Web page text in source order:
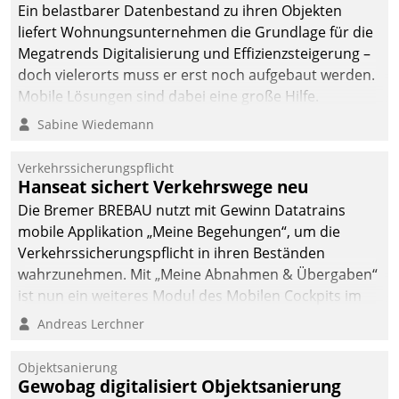
Ein belastbarer Datenbestand zu ihren Objekten
liefert Wohnungsunternehmen die Grundlage für die
Megatrends Digitalisierung und Effizienzsteigerung –
doch vielerorts muss er erst noch aufgebaut werden.
Mobile Lösungen sind dabei eine große Hilfe.
Sabine Wiedemann
Verkehrssicherungspflicht
Hanseat sichert Verkehrswege neu
Die Bremer BREBAU nutzt mit Gewinn Datatrains
mobile Applikation „Meine Begehungen“, um die
Verkehrssicherungspflicht in ihren Beständen
wahrzunehmen. Mit „Meine Abnahmen & Übergaben“
ist nun ein weiteres Modul des Mobilen Cockpits im
Einsatz.
Andreas Lerchner
Objektsanierung
Gewobag digitalisiert Objektsanierung